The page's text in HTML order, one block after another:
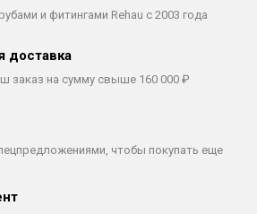
и фитингами Rehau с 2003 года
доставка
заказ на сумму свыше 160 000 ₽
чтобы покупать еще